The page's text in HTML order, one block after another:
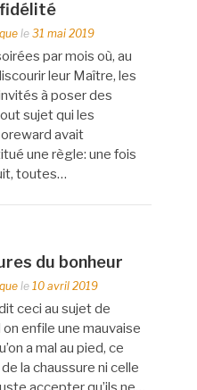
le 31 mai 2019
par mois où, au
leur Maître, les
à poser des
sujet qui les
avait
une règle: une fois
toutes…
du bonheur
le 10 avril 2019
ceci au sujet de
on enfile une mauvaise
a mal au pied, ce
la chaussure ni celle